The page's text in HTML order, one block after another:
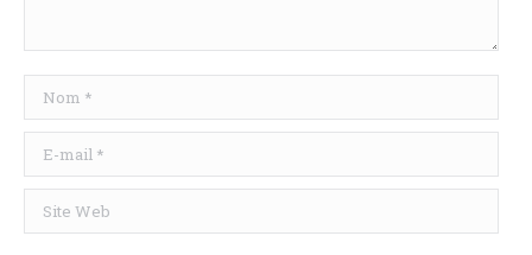
Nom *
E-mail *
Site Web